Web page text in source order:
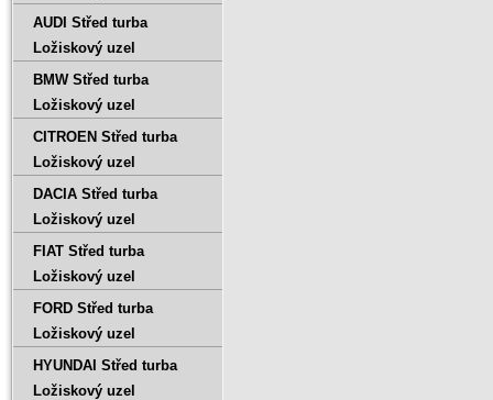
AUDI Střed turba
Ložiskový uzel
BMW Střed turba
Ložiskový uzel
CITROEN Střed turba
Ložiskový uzel
DACIA Střed turba
Ložiskový uzel
FIAT Střed turba
Ložiskový uzel
FORD Střed turba
Ložiskový uzel
HYUNDAI Střed turba
Ložiskový uzel